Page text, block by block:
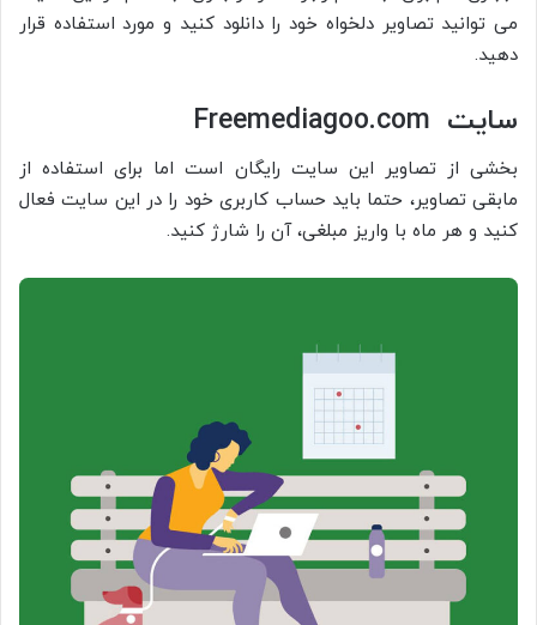
می توانید تصاویر دلخواه خود را دانلود کنید و مورد استفاده قرار
دهید.
سایت Freemediagoo.com
بخشی از تصاویر این سایت رایگان است اما برای استفاده از
مابقی تصاویر، حتما باید حساب کاربری خود را در این سایت فعال
کنید و هر ماه با واریز مبلغی، آن را شارژ کنید.